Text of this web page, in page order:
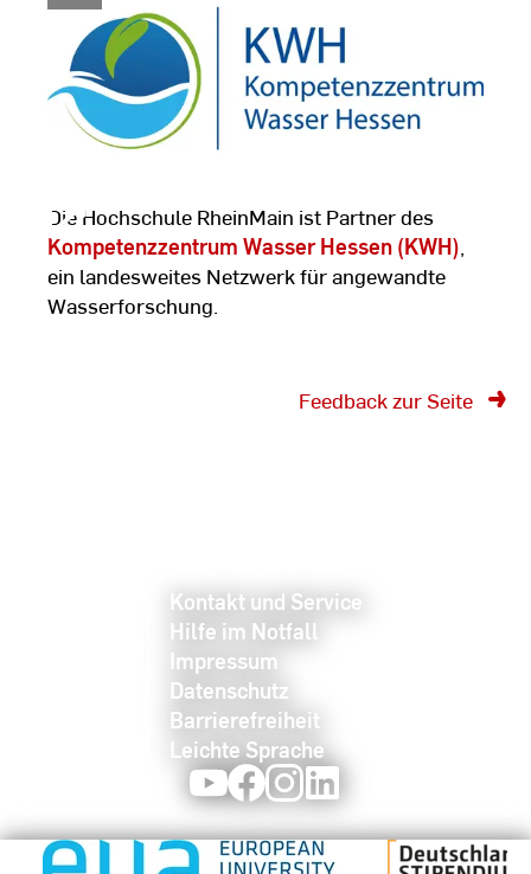
Hessen
Die Hochschule RheinMain ist Partner des
Kompetenzzentrum Wasser Hessen (KWH)
ein landesweites Netzwerk für angewandte
Wasserforschung.
Feedback zur Seite
Kontakt und Service
Hilfe im Notfall
Impressum
Datenschutz
Barrierefreiheit
Leichte Sprache
YoutubeFacebookInstagram